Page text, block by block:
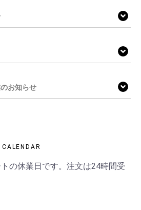
お知らせ
CALENDAR
の休業日です。注文は24時間受